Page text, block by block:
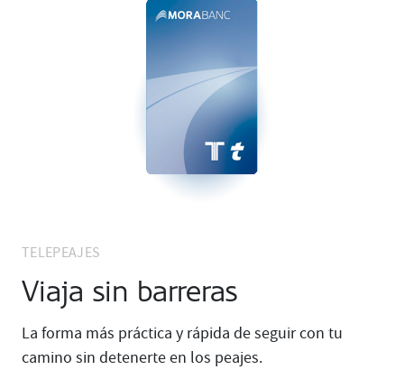
TELEPEAJES
Viaja sin barreras
La forma más práctica y rápida de seguir con tu
camino sin detenerte en los peajes.